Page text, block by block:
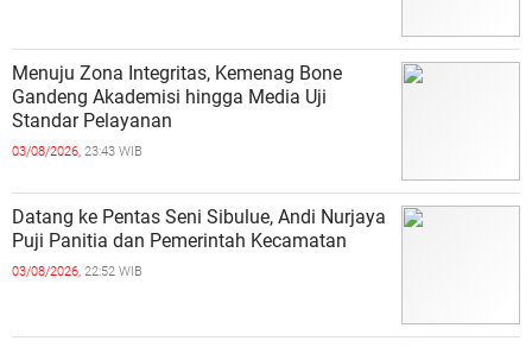
Menuju Zona Integritas, Kemenag Bone
Gandeng Akademisi hingga Media Uji
Standar Pelayanan
03/08/2026, 23:43 WIB
Datang ke Pentas Seni Sibulue, Andi Nurjaya
Puji Panitia dan Pemerintah Kecamatan
03/08/2026, 22:52 WIB